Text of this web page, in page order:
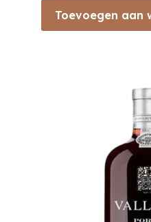
Toevoegen aan